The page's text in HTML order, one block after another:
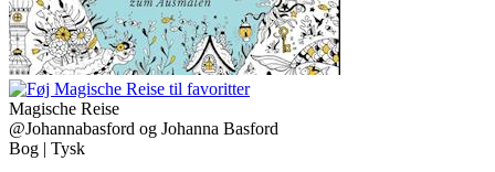
Magische Reise
@Johannabasford og Johanna Basford
Bog | Tysk